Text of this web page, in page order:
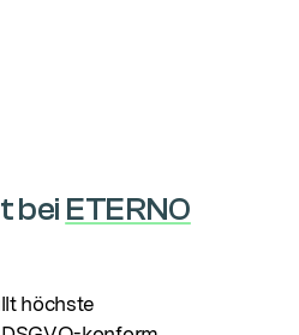
bei ETERNO
höchste